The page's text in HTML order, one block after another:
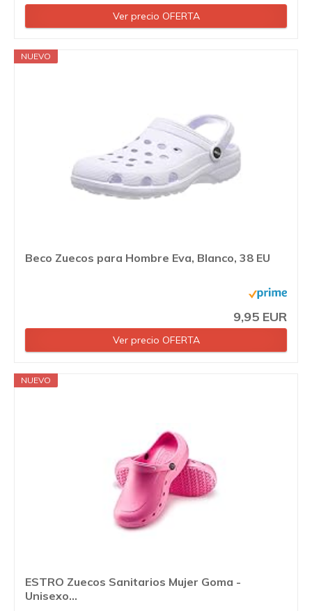
Ver precio OFERTA
NUEVO
Beco Zuecos para Hombre Eva, Blanco, 38 EU
9,95 EUR
Ver precio OFERTA
NUEVO
ESTRO Zuecos Sanitarios Mujer Goma -
Unisexo...